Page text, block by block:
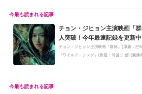
チョン・ジヒョン主演映画「
人突破！今年最速記録を更新中
チョン・ジヒョン主演映画『群体』(原題：군
『ワイルド・シング』(原題：와일드 씽) (画像